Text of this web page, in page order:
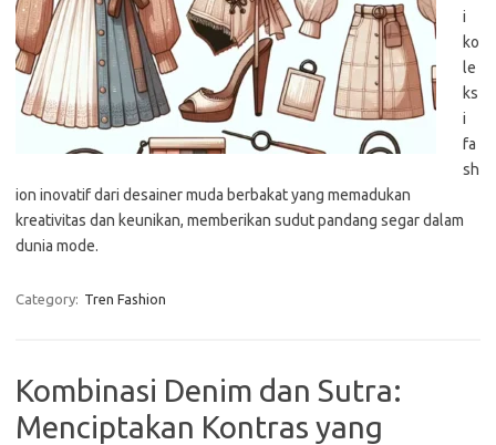
i
ko
le
ks
i
fa
sh
ion inovatif dari desainer muda berbakat yang memadukan
kreativitas dan keunikan, memberikan sudut pandang segar dalam
dunia mode.
Category: Tren Fashion
Kombinasi Denim dan Sutra:
Menciptakan Kontras yang